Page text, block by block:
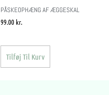
PÅSKEOPHÆNG AF ÆGGESKAL
99.00 kr.
Tilføj Til Kurv